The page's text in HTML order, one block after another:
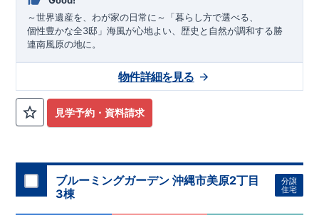
～世界遺産を、わが家の日常に～「暮らし方で選べる、
個性豊かな全3邸」海風が心地よい、歴史と自然が調和する勝
連南風原の地に。
見学予約・資料請求
物件詳細を見る
ブルーミングガーデン 沖縄市美原2丁目
3棟
分譲
住宅